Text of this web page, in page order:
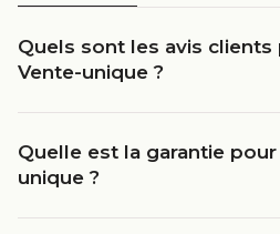
Quels sont les avis
Vente-unique ?
Quelle est la garantie
unique ?